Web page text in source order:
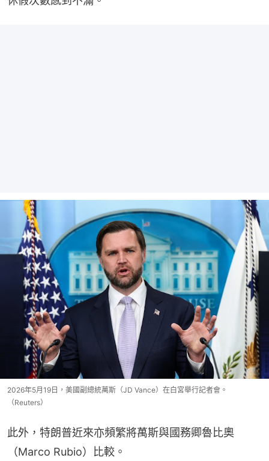
2026年5月19日，美國副總統萬斯（JD Vance）在白宮舉行記者會。
（Reuters）
此外，特朗普近來亦頻繁將萬斯與國務卿魯比奧
（Marco Rubio）比較。